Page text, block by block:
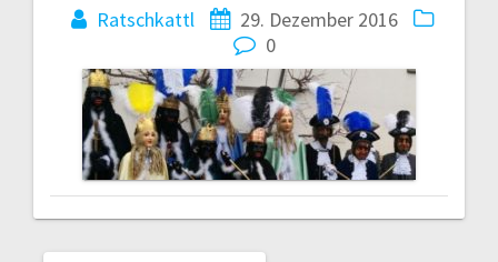
Ratschkattl
29. Dezember 2016
0